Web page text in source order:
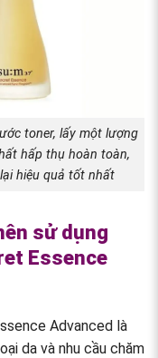
toner, lấy một lượng
hấp thụ hoàn toàn,
hiệu quả tốt nhất
sử dụng
Essence
Advanced là
da và nhu cầu chăm